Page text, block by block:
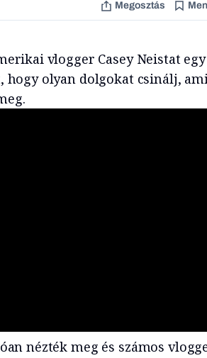
Megosztás
vlogger Casey Neistat egy
hogy olyan dolgokat csinálj,
nézték meg és számos